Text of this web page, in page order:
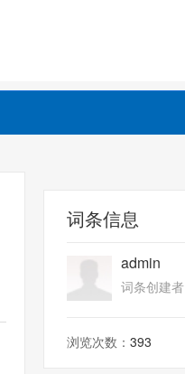
词条信息
admin
词条创建者
浏览次数： 393